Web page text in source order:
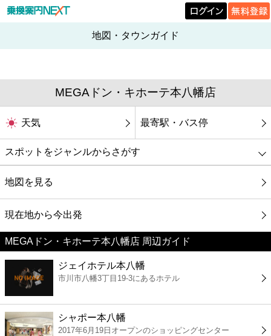
地図・タウンガイド
MEGAドン・キホーテ本八幡店
天気 最寄駅・バス停
スポットをジャンルからさがす
グルメ
映画
美容
コンビニ
薬局
地図を見る
現在地から今出発
MEGAドン・キホーテ本八幡店 周辺ガイド
ジェイホテル本八幡
市川市八幡3丁目19-3にあるホテル
シャポー本八幡
2017年6月19日オープンのショッピングセンター